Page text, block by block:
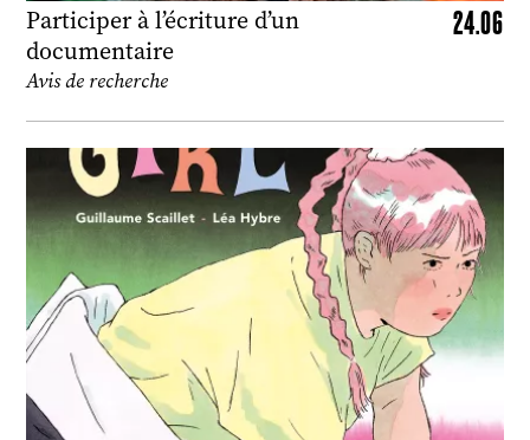
Participer à l’écriture d’un
documentaire
24.06
Avis de recherche